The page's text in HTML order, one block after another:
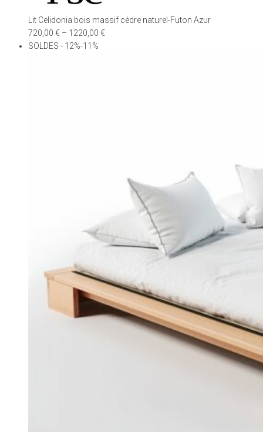
Lit Celidonia bois massif cèdre naturel-Futon Azur
720,00 € – 1220,00 €
SOLDES - 12%-11%